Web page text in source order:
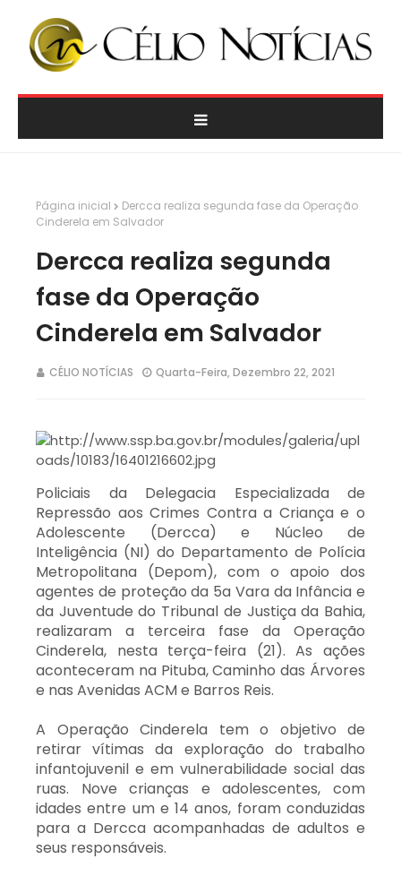
Página inicial
Dercca realiza segunda fase da Operação
Cinderela em Salvador
Dercca realiza segunda
fase da Operação
Cinderela em Salvador
CÉLIO NOTÍCIAS Quarta-Feira, Dezembro 22, 2021
Policiais da Delegacia Especializada de
Repressão aos Crimes Contra a Criança e o
Adolescente (Dercca) e Núcleo de
Inteligência (NI) do Departamento de Polícia
Metropolitana (Depom), com o apoio dos
agentes de proteção da 5a Vara da Infância e
da Juventude do Tribunal de Justiça da Bahia,
realizaram a terceira fase da Operação
Cinderela, nesta terça-feira (21). As ações
aconteceram na Pituba, Caminho das Árvores
e nas Avenidas ACM e Barros Reis.
A Operação Cinderela tem o objetivo de
retirar vítimas da exploração do trabalho
infantojuvenil e em vulnerabilidade social das
ruas. Nove crianças e adolescentes, com
idades entre um e 14 anos, foram conduzidas
para a Dercca acompanhadas de adultos e
seus responsáveis.